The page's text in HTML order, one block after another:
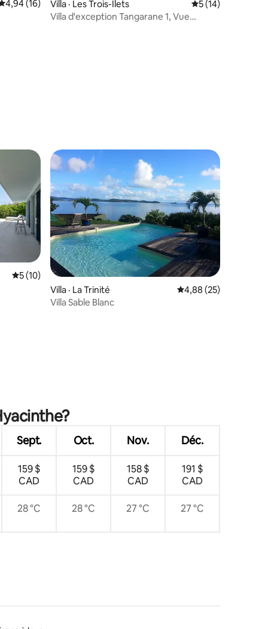
moyenne de 4,94 sur 5, 16 commentaires
4,94 (16)
Villa · Les Trois-Îlets Note moyenne de
5 (14)
Villa d'exception Tangarane 1, Vue
Note moyenne de 5 sur 5, 10 commentaires
5 (10)
Villa · La Trinité Note moyenne de
4,88 (25)
Villa Sable Blanc
Sept. Oct. Nov. Déc.
159 $
CAD
159 $
CAD
158 $
CAD
191 $
CAD
28 °C 28 °C 27 °C 27 °C